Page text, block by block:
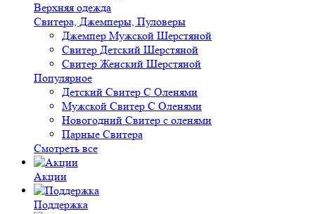
Верхняя одежда
Свитера, Джемперы, Пуловеры
Джемпер Мужской Шерстяной
Свитер Детский Шерстяной
Свитер Женский Шерстяной
Популярное
Детский Свитер С Оленями
Мужской Свитер С Оленями
Новогодний Свитер с оленями
Парные Свитера
Смотреть все
Акции
Поддержка